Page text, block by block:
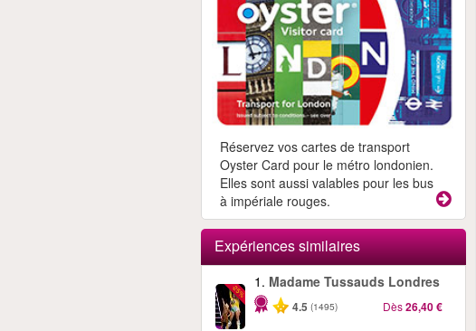
Réservez vos cartes de transport
Oyster Card pour le métro londonien.
Elles sont aussi valables pour les bus
à impériale rouges.
Expériences similaires
-25%
1. Madame Tussauds Londres
4.5 (1495) Dès26,40 €